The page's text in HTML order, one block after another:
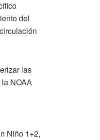
del
las
NOAA
Niño 1+2,